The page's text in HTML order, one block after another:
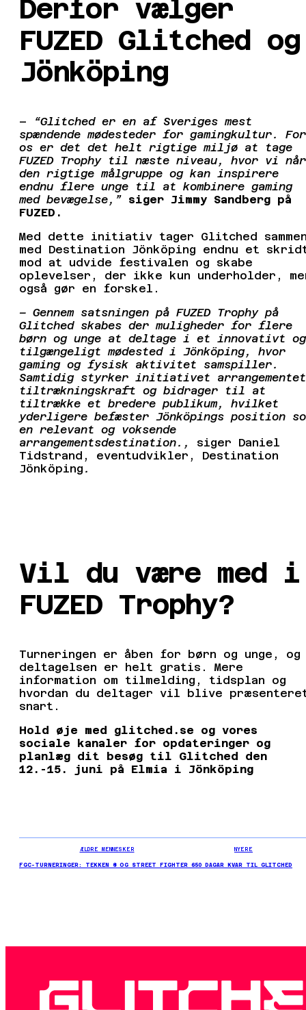
Derfor vælger
FUZED Glitched og
Jönköping
–
“Glitched er en af Sveriges mest
spændende mødesteder for gamingkultur. For
os er det det helt rigtige miljø at tage
FUZED Trophy til næste niveau, hvor vi når
den rigtige målgruppe og kan inspirere
endnu flere unge til at kombinere gaming
med bevægelse,” siger Jimmy Sandberg på
FUZED.
Med dette initiativ tager Glitched
med Destination Jönköping endnu et
mod at udvide festivalen og skabe
oplevelser, der ikke kun underholder,
også gør en forskel.
– Gennem satsningen på FUZED Trophy på
Glitched skabes der muligheder for flere
børn og unge at deltage i et innovativt og
tilgængeligt mødested i Jönköping, hvor
gaming og fysisk aktivitet samspiller.
Samtidig styrker initiativet
tiltrækningskraft og bidrager til at
tiltrække et bredere publikum, hvilket
yderligere befæster Jönköpings position
en relevant og voksende
arrangementsdestination., siger Daniel
Tidstrand, eventudvikler, Destination
Jönköping .
Vil du være med i
FUZED Trophy?
Turneringen er åben for børn og unge, og
deltagelsen er helt gratis. Mere
information om tilmelding, tidsplan og
hvordan du deltager vil blive
snart.
Hold øje med glitched.se og vores
sociale kanaler for opdateringer og
planlæg dit besøg til Glitched den
12.-15. juni på Elmia i Jönköping
ÆLDRE MENNESKER
FGC-TURNERINGER: TEKKEN 8 OG STREET FIGHTER 6
NYERE
50 DAGAR KVAR TIL GLITCHED